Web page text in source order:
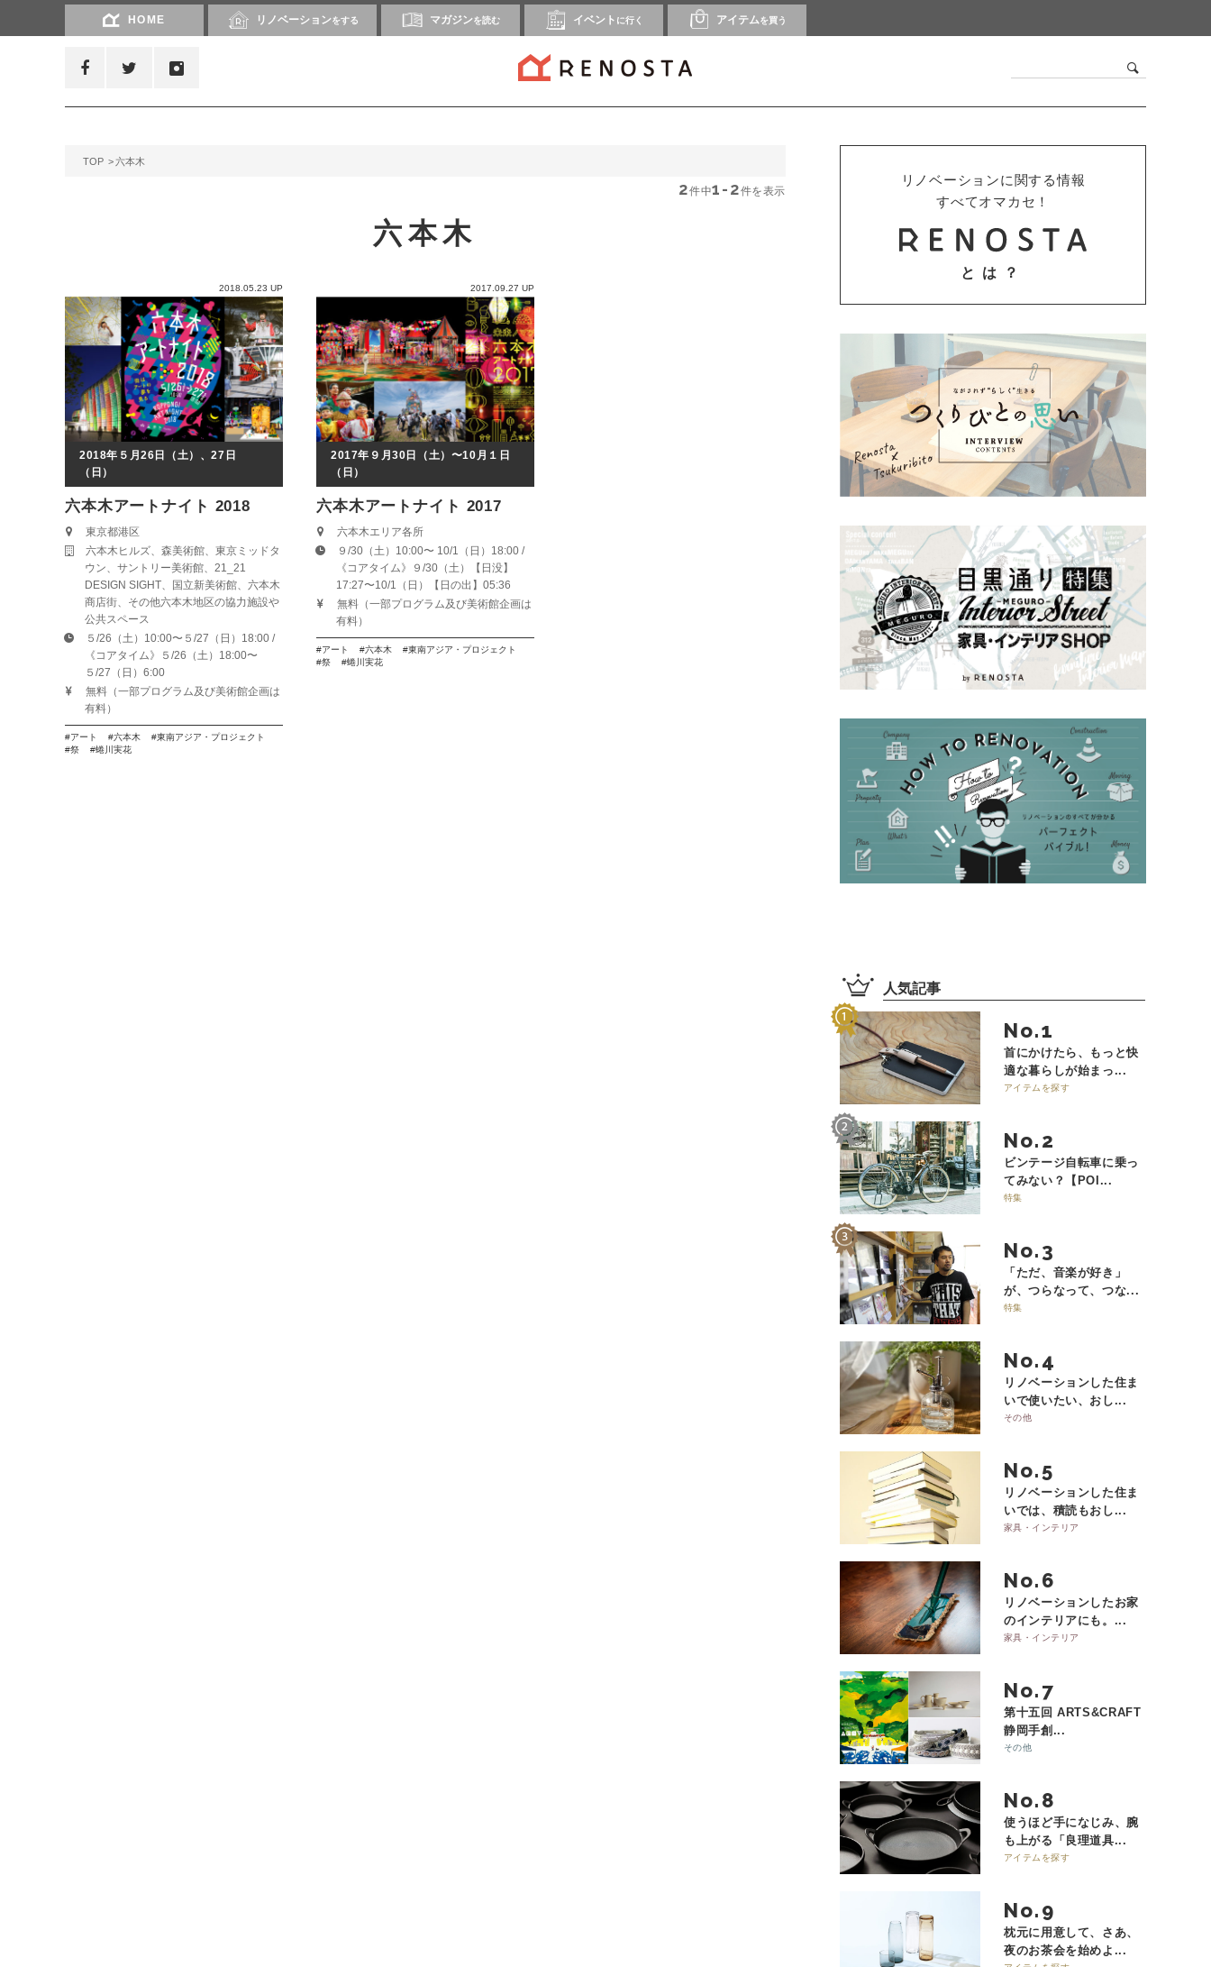
HOME リノベーションをする マガジンを読む イベント に行く アイテムを買う
TOP 六本木
2件中1-2件を表示
六本木
2018.05.23 UP
2018年５月26日（土）、27日
（日）
六本木アートナイト 2018
東京都港区
六本木ヒルズ、森美術館、東京ミッドタ
ウン、サントリー美術館、21_21
DESIGN SIGHT、国立新美術館、六本木
商店街、その他六本木地区の協力施設や
公共スペース
５/26（土）10:00〜５/27（日）18:00 /
《コアタイム》５/26（土）18:00〜
５/27（日）6:00
無料（一部プログラム及び美術館企画は
有料）
アート 六本木
東南アジア・プロジェクト
祭
蜷川実花
2017.09.27 UP
2017年９月30日（土）〜10月１日
（日）
六本木アートナイト 2017
六本木エリア各所
９/30（土）10:00〜 10/1（日）18:00 /
《コアタイム》９/30（土）【日没】
17:27〜10/1（日）【日の出】05:36
無料（一部プログラム及び美術館企画は
有料）
アート 六本木
東南アジア・プロジェクト
祭
蜷川実花
リノベーションに関する情報
すべてオマカセ！
とは？
人気記事
No.
首にかけたら、もっと快
適な暮らしが始まっ...
アイテムを探す
No.
ビンテージ自転車に乗っ
てみない？【POI...
特集
No.
「ただ、音楽が好き」
が、つらなって、つな...
特集
No.
リノベーションした住ま
いで使いたい、おし...
その他
No.
リノベーションした住ま
いでは、積読もおし...
家具・インテリア
No.
リノベーションしたお家
のインテリアにも。...
家具・インテリア
No.
第十五回 ARTS&CRAFT
静岡手創...
その他
No.
使うほど手になじみ、腕
も上がる「良理道具...
アイテムを探す
No.
枕元に用意して、さあ、
夜のお茶会を始めよ...